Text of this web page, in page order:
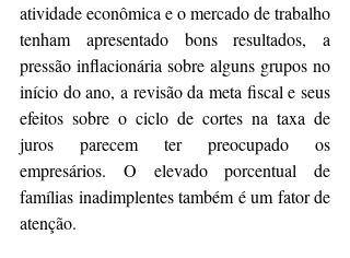
atividade econômica e o mercado de trabalho
tenham apresentado bons resultados, a
pressão inflacionária sobre alguns grupos no
início do ano, a revisão da meta fiscal e seus
efeitos sobre o ciclo de cortes na taxa de
juros parecem ter preocupado os
empresários. O elevado porcentual de
famílias inadimplentes também é um fator de
atenção.